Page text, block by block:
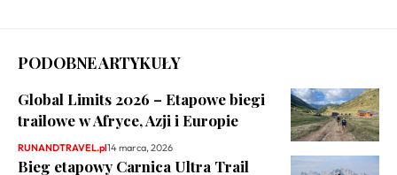
PODOBNE ARTYKUŁY
Global Limits 2026 – Etapowe biegi
trailowe w Afryce, Azji i Europie
RUNANDTRAVEL.pl14 marca, 2026
Bieg etapowy Carnica Ultra Trail